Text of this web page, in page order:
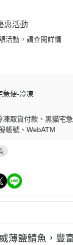
惠活動
活動，請查閱詳情
急便-冷凍
凍取貨付款
黑貓宅
帳號 WebATM
薄鹽鯖魚，豐